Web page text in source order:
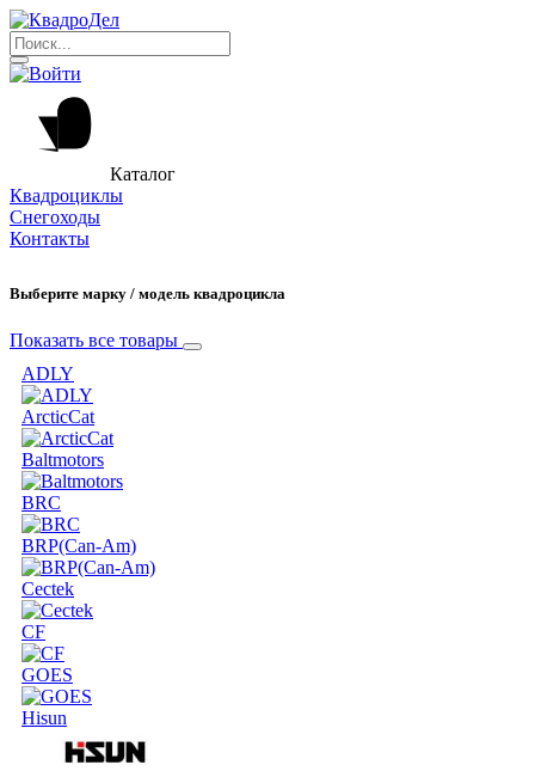
Каталог
Квадроциклы
Снегоходы
Контакты
Выберите марку / модель квадроцикла
Показать все товары
ADLY
ArcticCat
Baltmotors
BRC
BRP(Can-Am)
Cectek
CF
GOES
Hisun